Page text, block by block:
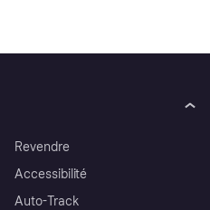
Revendre
Accessibilité
Auto-Track